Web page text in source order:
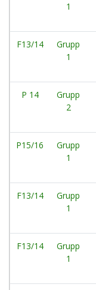
1
F13/14
Grupp
1
P 14
Grupp
2
P15/16
Grupp
1
F13/14
Grupp
1
F13/14
Grupp
1